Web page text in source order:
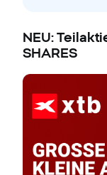
NEU:
SHARES